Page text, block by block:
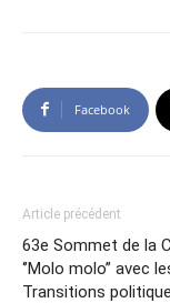
Facebook
Article précédent
63e Sommet de la
‘’Molo molo’’ avec
Transitions